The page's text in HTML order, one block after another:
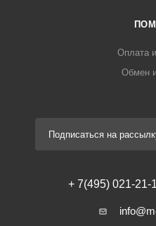
Оплата
Обмен
Подписаться на
+ 7(495) 021-21-